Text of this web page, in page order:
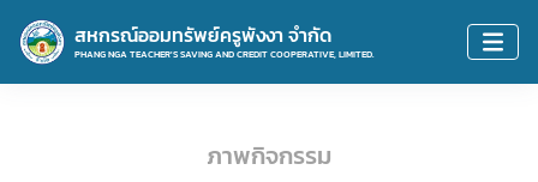
สหกรณ์ออมทรัพย์ครูพังงา จำกัด
PHANG NGA TEACHER'S SAVING AND CREDIT COOPERATIVE, LIMITED.
ภาพกิจกรรม